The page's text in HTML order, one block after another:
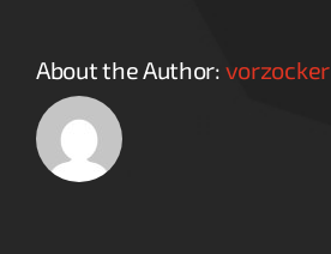
About the Author: vorzocker